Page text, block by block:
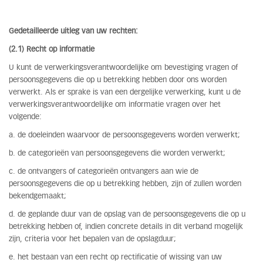
Gedetailleerde uitleg van uw rechten:
(2.1) Recht op informatie
U kunt de verwerkingsverantwoordelijke om bevestiging vragen of
persoonsgegevens die op u betrekking hebben door ons worden
verwerkt. Als er sprake is van een dergelijke verwerking, kunt u de
verwerkingsverantwoordelijke om informatie vragen over het
volgende:
a. de doeleinden waarvoor de persoonsgegevens worden verwerkt;
b. de categorieën van persoonsgegevens die worden verwerkt;
c. de ontvangers of categorieën ontvangers aan wie de
persoonsgegevens die op u betrekking hebben, zijn of zullen worden
bekendgemaakt;
d. de geplande duur van de opslag van de persoonsgegevens die op u
betrekking hebben of, indien concrete details in dit verband mogelijk
zijn, criteria voor het bepalen van de opslagduur;
e. het bestaan van een recht op rectificatie of wissing van uw